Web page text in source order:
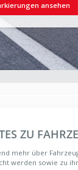
ansehen
ZU
mehr über
werden sowie zu